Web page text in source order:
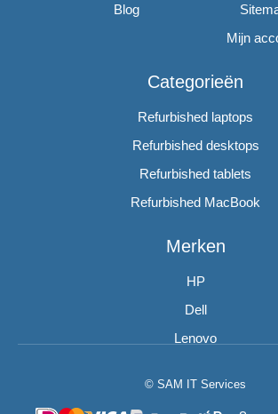
Blog
Mijn
Categorieën
Refurbished laptops
Refurbished desktops
Refurbished tablets
Refurbished MacBook
Merken
HP
Dell
Lenovo
© SAM IT Services